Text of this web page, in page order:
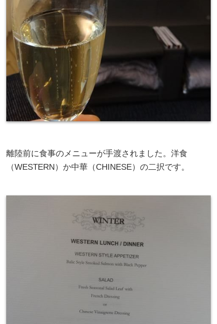
離陸前に食事のメニューが手渡されました。洋食
（WESTERN）か中華（CHINESE）の二択です。